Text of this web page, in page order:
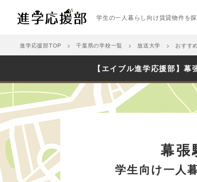
学生の一人暮らし向け賃貸物件を
進学応援部TOP 千葉県の学校一覧 放送大学 おすす
【エイブル進学応援部】
幕張
学生向け一人